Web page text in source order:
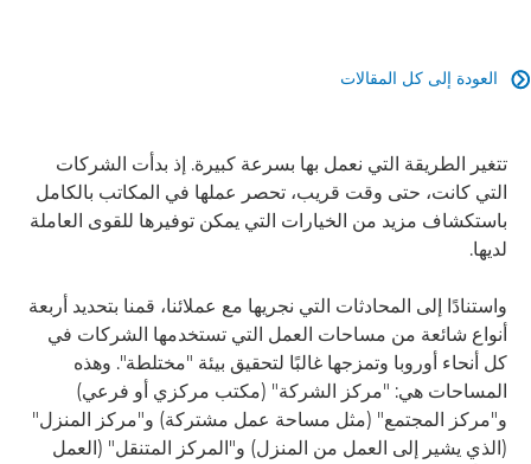
العودة إلى كل المقالات 
تتغير الطريقة التي نعمل بها بسرعة كبيرة. إذ بدأت الشركات
التي كانت، حتى وقت قريب، تحصر عملها في المكاتب بالكامل
باستكشاف مزيد من الخيارات التي يمكن توفيرها للقوى العاملة
لديها.
واستنادًا إلى المحادثات التي نجريها مع عملائنا، قمنا بتحديد أربعة
أنواع شائعة من مساحات العمل التي تستخدمها الشركات في
كل أنحاء أوروبا وتمزجها غالبًا لتحقيق بيئة "مختلطة". وهذه
المساحات هي: "مركز الشركة" (مكتب مركزي أو فرعي)
و"مركز المجتمع" (مثل مساحة عمل مشتركة) و"مركز المنزل"
(الذي يشير إلى العمل من المنزل) و"المركز المتنقل" (العمل